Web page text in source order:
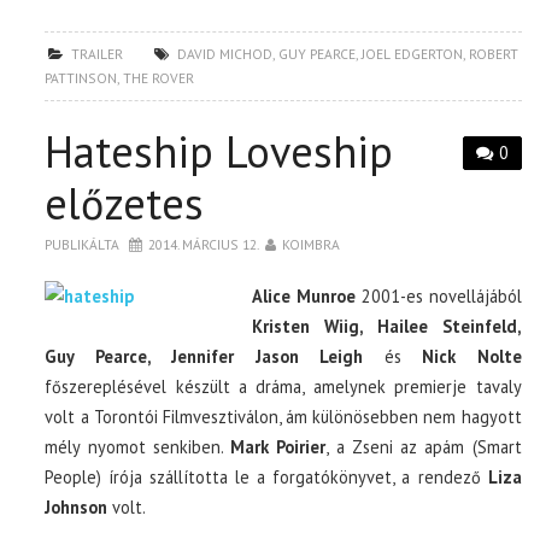
TRAILER DAVID MICHOD GUY PEARCE JOEL EDGERTON ROBERT
PATTINSON ,THE ROVER
0
Hateship Loveship
előzetes
PUBLIKÁLTA 2014. MÁRCIUS 12. KOIMBRA
Alice Munroe2001-es novellájából
Kristen Wiig, Hailee Steinfeld,
Guy Pearce, Jennifer Jason Leigh és Nick Nolte
főszereplésével készült a dráma, amelynek premierje tavaly
volt a Torontói Filmvesztiválon, ám különösebben nem hagyott
mély nyomot senkiben. Mark Poirier, a Zseni az apám (Smart
People) írója szállította le a forgatókönyvet, a rendező Liza
Johnson volt.